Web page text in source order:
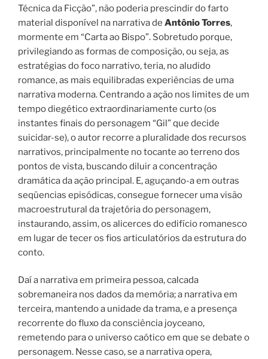
Técnica da Ficção”, não poderia prescindir do farto
material disponível na narrativa de Antônio Torres,
mormente em “Carta ao Bispo”. Sobretudo porque,
privilegiando as formas de composição, ou seja, as
estratégias do foco narrativo, teria, no aludido
romance, as mais equilibradas experiências de uma
narrativa moderna. Centrando a ação nos limites de um
tempo diegético extraordinariamente curto (os
instantes finais do personagem “Gil” que decide
suicidar-se), o autor recorre a pluralidade dos recursos
narrativos, principalmente no tocante ao terreno dos
pontos de vista, buscando diluir a concentração
dramática da ação principal. E, aguçando-a em outras
seqüencias episódicas, consegue fornecer uma visão
macroestrutural da trajetória do personagem,
instaurando, assim, os alicerces do edifício romanesco
em lugar de tecer os fios articulatórios da estrutura do
conto.
Daí a narrativa em primeira pessoa, calcada
sobremaneira nos dados da memória; a narrativa em
terceira, mantendo a unidade da trama, e a presença
recorrente do fluxo da consciência joyceano,
remetendo para o universo caótico em que se debate o
personagem. Nesse caso, se a narrativa opera,